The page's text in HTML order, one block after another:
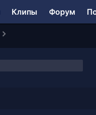
Клипы Форум